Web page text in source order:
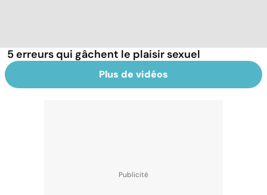
5 erreurs qui gâchent le plaisir sexuel
Plus de vidéos